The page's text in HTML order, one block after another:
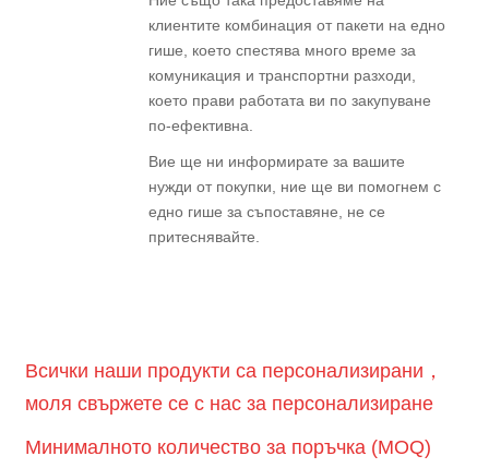
клиентите комбинация от пакети на едно
гише, което спестява много време за
комуникация и транспортни разходи,
което прави работата ви по закупуване
по-ефективна.
Вие ще ни информирате за вашите
нужди от покупки, ние ще ви помогнем с
едно гише за съпоставяне, не се
притеснявайте.
Всички наши продукти са персонализирани，
моля свържете се с нас за персонализиране
Минималното количество за поръчка (MOQ)